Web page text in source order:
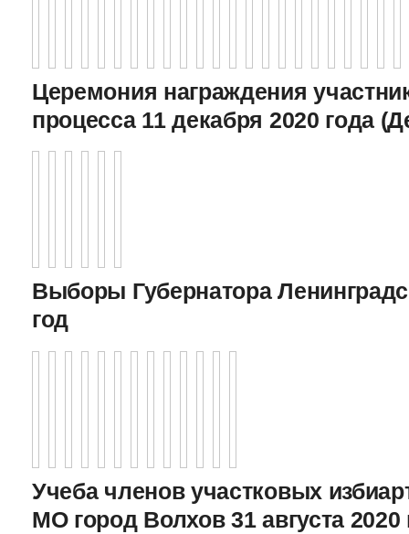
Церемония награждения
процесса 11 декабря 2020 года
Выборы Губернатора
год
Учеба членов участковых
МО город Волхов 31 августа 2020